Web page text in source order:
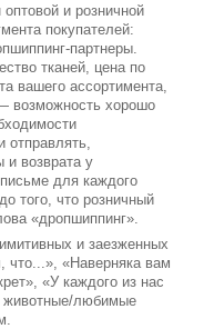
оптовой и розничной
покупателей:
партнеры.
тканей, цена по
вашего ассортимента,
возможность хорошо
и возврата у
для каждого
того, что розничный
«дропшиппинг».
и заезженных
что...», «Наверняка вам
«У каждого из нас
животные/любимые